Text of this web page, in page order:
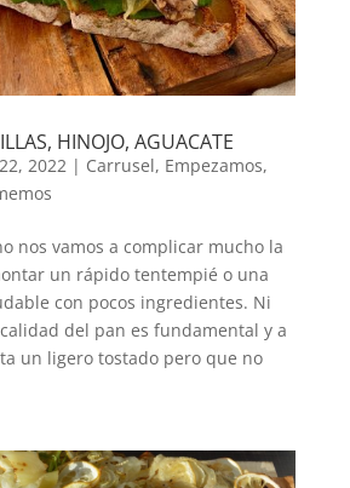
HINOJO, AGUACATE
2022 | Carrusel, Empezamos,
nos vamos a complicar mucho la
un rápido tentempié o una
con pocos ingredientes. Ni
del pan es fundamental y a
un ligero tostado pero que no